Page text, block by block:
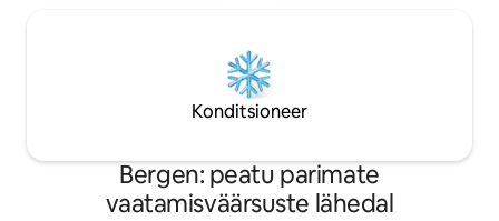
Konditsioneer
Bergen: peatu parimate
vaatamisväärsuste lähedal